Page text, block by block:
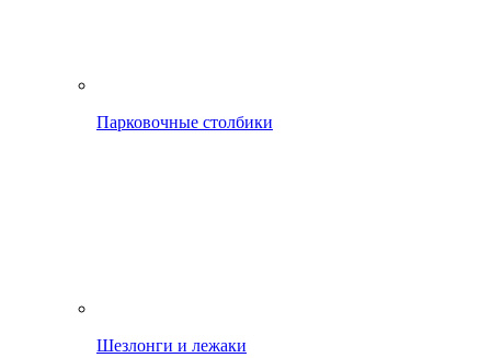
Парковочные столбики
Шезлонги и лежаки